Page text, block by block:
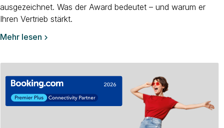
ausgezeichnet. Was der Award bedeutet – und warum er
Ihren Vertrieb stärkt.
Mehr lesen 